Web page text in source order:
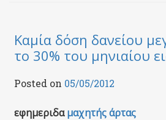
Καμία δόση δανείου
το 30% του μηνιαίου
Posted on 05/05/2012
εφημεριδαμαχητής άρτας